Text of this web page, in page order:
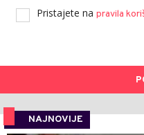
Pristajete na pravila
NAJNOVIJE